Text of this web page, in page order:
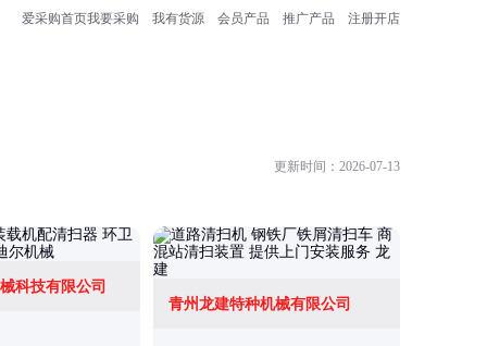
爱采购首页我要采购 我有货源 会员产品 推广产品 注册开店
更新时间：2026-07-13
科技有限公司
青州龙建特种机械有限公司